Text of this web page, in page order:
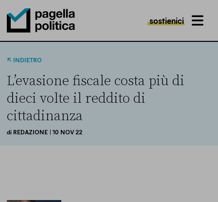
Pagella Politica Logo
sostienici MENU
INDIETRO
L’evasione fiscale costa più di
dieci volte il reddito di
cittadinanza
di REDAZIONE | 10 NOV 22